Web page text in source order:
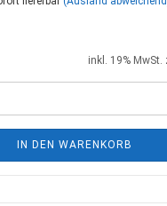
inkl. 19% MwSt.
IN DEN WARENKORB